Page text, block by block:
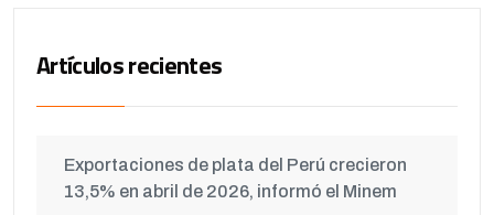
Artículos recientes
Exportaciones de plata del Perú crecieron
13,5% en abril de 2026, informó el Minem